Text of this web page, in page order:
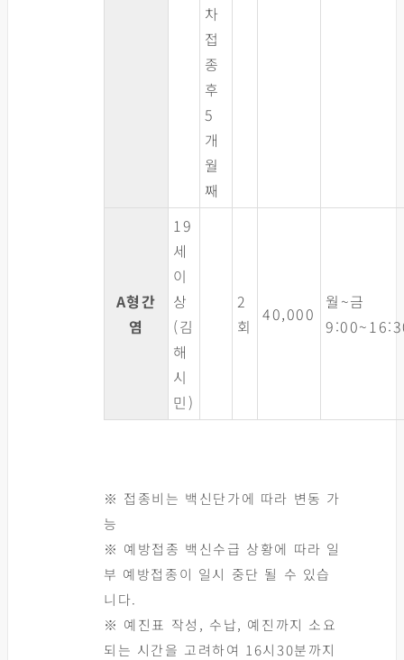
차
접
종
후
5
개
월
째
A형간
염
19
세
이
상
(김
해
시
민)
2
회
40,000
월~금
※ 접종비는 백신단가에 따라 변동 가
능
※ 예방접종 백신수급 상황에 따라 일
부 예방접종이 일시 중단 될 수 있습
니다.
※ 예진표 작성, 수납, 예진까지 소요
되는 시간을 고려하여 16시30분까지